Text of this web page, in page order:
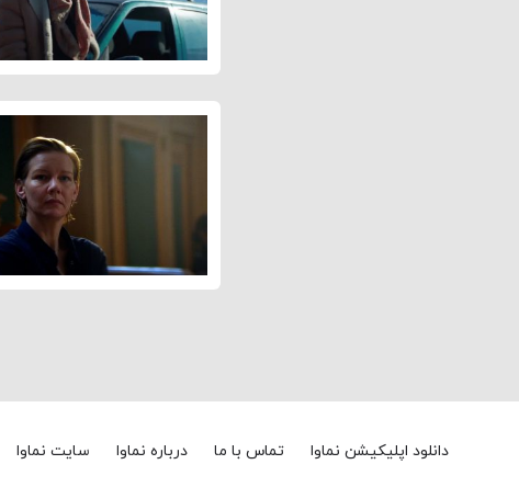
دانلود اپلیکیشن نماوا تماس با ما درباره نماوا سایت نماوا